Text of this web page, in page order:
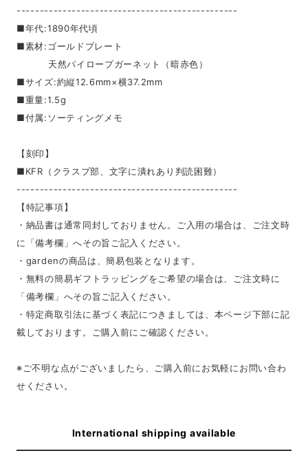
------------------------------------------------
■年代:1890年代頃
■素材:ゴールドプレート
天然パイロープガーネット（暗赤色）
■サイズ:約縦12.6mm×横37.2mm
■重量:1.5g
■付属:ソーティングメモ
【刻印】
■KFR（クラスプ部、文字に潰れあり判読困難）
------------------------------------------------
【特記事項】
・納品書は通常同封しておりません。ご入用の場合は、ご注文時
に「備考欄」へその旨ご記入ください。
・gardenの商品は、簡易包装となります。
・無料の簡易ギフトラッピングをご希望の場合は、ご注文時に
「備考欄」へその旨ご記入ください。
・特定商取引法に基づく表記につきましては、本ページ下部に記
載しております。ご購入前にご確認ください。
※ご不明な点がございましたら、ご購入前にお気軽にお問い合わ
せください。
International shipping available